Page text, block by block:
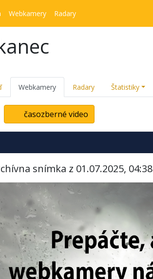
Webkamery Radary
Webkamery Radary Štatistiky
časozberné video
snímka z 01.07.2025, 04:38